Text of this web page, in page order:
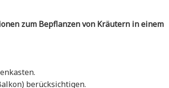
zum Bepflanzen von Kräutern in einem
berücksichtigen.